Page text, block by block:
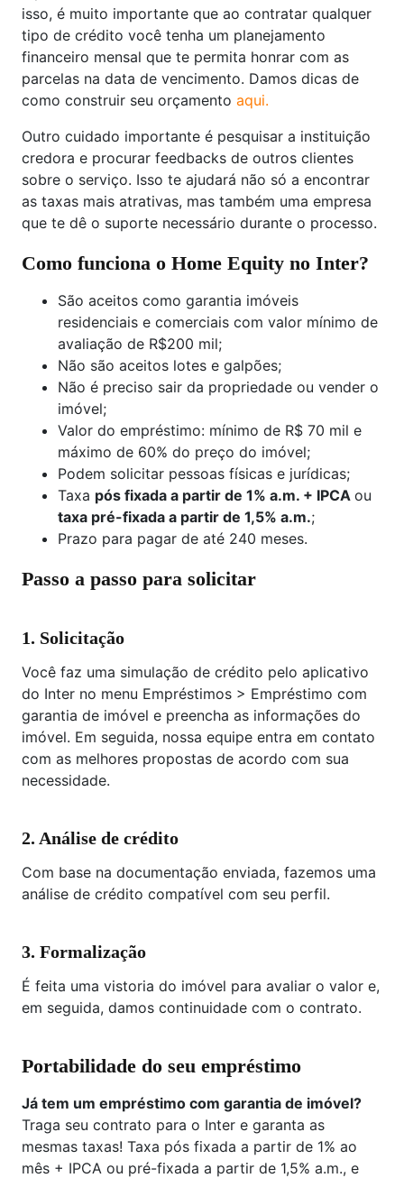
isso, é muito importante que ao contratar qualquer
tipo de crédito você tenha um planejamento
financeiro mensal que te permita honrar com as
parcelas na data de vencimento. Damos dicas de
como construir seu orçamento aqui.
Outro cuidado importante é pesquisar a instituição
credora e procurar feedbacks de outros clientes
sobre o serviço. Isso te ajudará não só a encontrar
as taxas mais atrativas, mas também uma empresa
que te dê o suporte necessário durante o processo.
Como funciona o Home Equity no Inter?
São aceitos como garantia imóveis
residenciais e comerciais com valor mínimo de
avaliação de R$200 mil;
Não são aceitos lotes e galpões;
Não é preciso sair da propriedade ou vender o
imóvel;
Valor do empréstimo: mínimo de R$ 70 mil e
máximo de 60% do preço do imóvel;
Podem solicitar pessoas físicas e jurídicas;
Taxa pós fixada a partir de 1% a.m. + IPCA ou
taxa pré-fixada a partir de 1,5% a.m.;
Prazo para pagar de até 240 meses.
Passo a passo para solicitar
1. Solicitação
Você faz uma simulação de crédito pelo aplicativo
do Inter no menu Empréstimos > Empréstimo com
garantia de imóvel e preencha as informações do
imóvel. Em seguida, nossa equipe entra em contato
com as melhores propostas de acordo com sua
necessidade.
2. Análise de crédito
Com base na documentação enviada, fazemos uma
análise de crédito compatível com seu perfil.
3. Formalização
É feita uma vistoria do imóvel para avaliar o valor e,
em seguida, damos continuidade com o contrato.
Portabilidade do seu empréstimo
Já tem um empréstimo com garantia de imóvel?
Traga seu contrato para o Inter e garanta as
mesmas taxas! Taxa pós fixada a partir de 1% ao
mês + IPCA ou pré-fixada a partir de 1,5% a.m., e